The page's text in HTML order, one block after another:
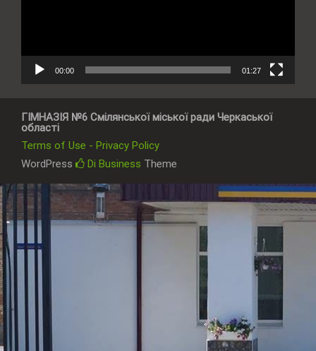
00:00 01:27
ГІМНАЗІЯ №6 Смілянської міської ради Черкаської
області
Terms of Use - Privacy Policy
WordPress
Di Business Theme